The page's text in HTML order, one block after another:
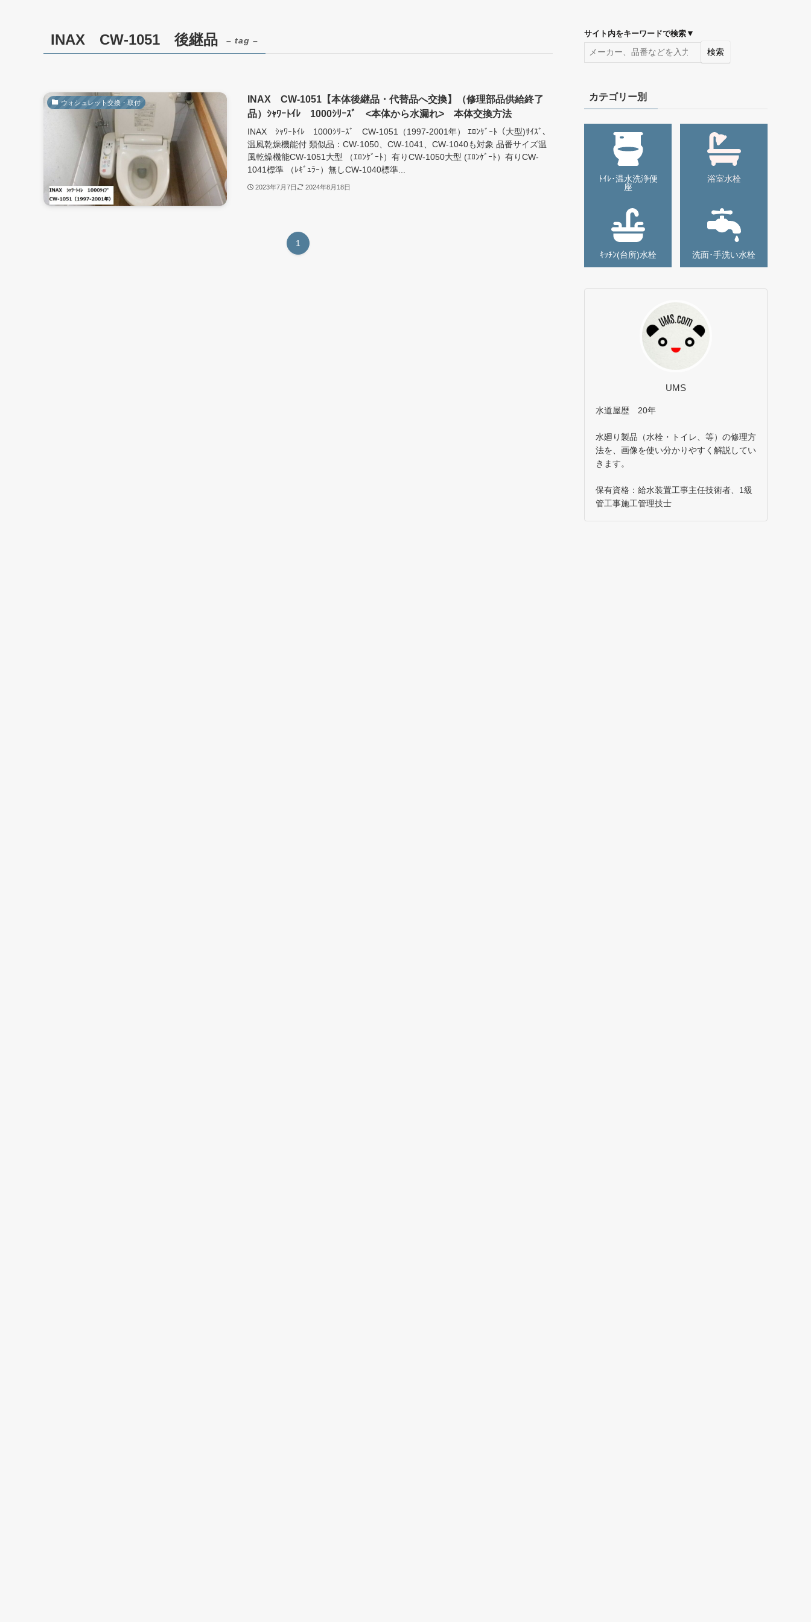
INAX CW-1051 後継品 – tag –
ウォシュレット交換・取付
INAX CW-1051【本体後継品・代替品へ交換】（修理部品供給終了
品）ｼｬﾜｰﾄｲﾚ 1000ｼﾘｰｽﾞ <本体から水漏れ> 本体交換方法
INAX ｼｬﾜｰﾄｲﾚ 1000ｼﾘｰｽﾞ CW-1051（1997-2001年） ｴﾛﾝｹﾞｰﾄ（大型)ｻｲｽﾞ、
温風乾燥機能付 類似品：CW-1050、CW-1041、CW-1040も対象 品番サイズ温
風乾燥機能CW-1051大型 （ｴﾛﾝｹﾞｰﾄ）有りCW-1050大型 (ｴﾛﾝｹﾞｰﾄ）有りCW-
1041標準 （ﾚｷﾞｭﾗｰ）無しCW-1040標準...
2023年7月7日 2024年8月18日
1
サイト内をキーワードで検索 ▼
検索
カテゴリー別
ﾄｲﾚ･温水洗浄便
座
浴室水栓
ｷｯﾁﾝ(台所)水栓 洗面･手洗い水栓
UMS
水道屋歴 20年
水廻り製品（水栓・トイレ、等）の修理方
法を、画像を使い分かりやすく解説してい
きます。
保有資格：給水装置工事主任技術者、1級
管工事施工管理技士